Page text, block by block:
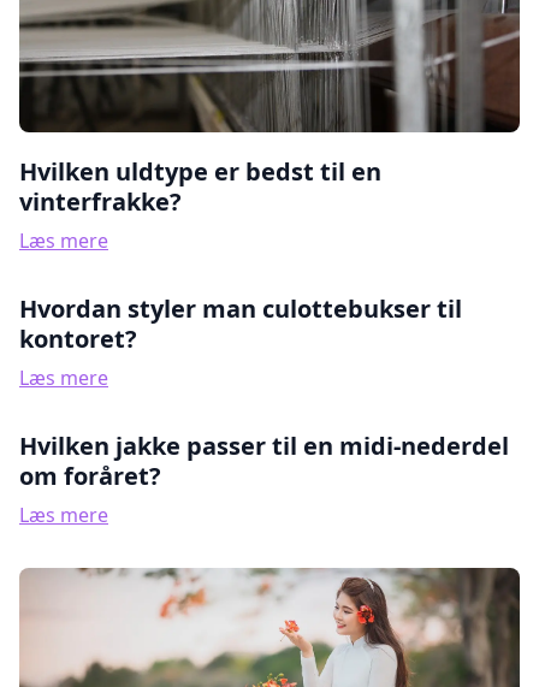
Hvilken uldtype er bedst til en
vinterfrakke?
Læs mere
Hvordan styler man culottebukser til
kontoret?
Læs mere
Hvilken jakke passer til en midi-nederdel
om foråret?
Læs mere